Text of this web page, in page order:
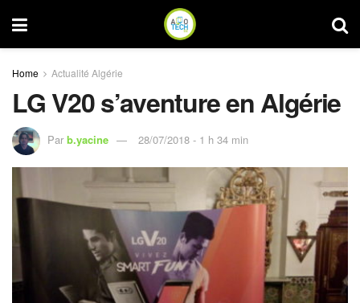
Home Actualité Algérie
LG V20 s’aventure en Algérie
Par b.yacine 28/07/2018 - 1 h 34 min